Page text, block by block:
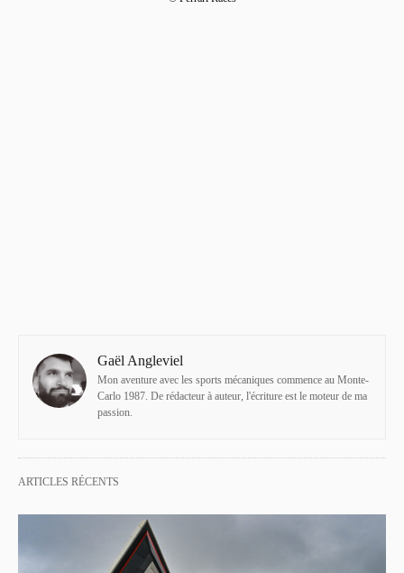
Gaël Angleviel
Mon aventure avec les sports mécaniques commence au Monte-
Carlo 1987. De rédacteur à auteur, l'écriture est le moteur de ma
passion.
ARTICLES RÉCENTS